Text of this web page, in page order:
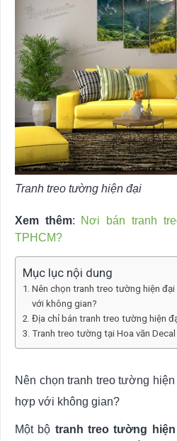
Tranh treo tường hiện đại
Xem thêm: Nơi bán tranh
TPHCM?
Mục lục nội dung
Nên chọn tranh treo tường hiện
với không gian?
Địa chỉ bán tranh treo tường hiện
Tranh treo tường tại Hoa văn
Nên chọn tranh treo tường
hợp với không gian?
Một bộ tranh treo tường